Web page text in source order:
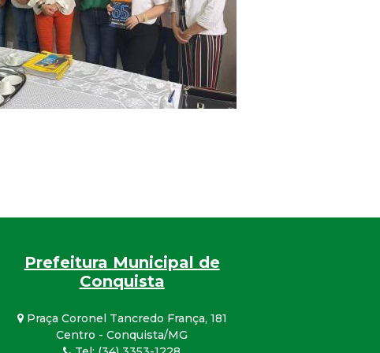
Prefeitura Municipal de
Conquista
Praça Coronel Tancredo França, 181
Centro - Conquista/MG